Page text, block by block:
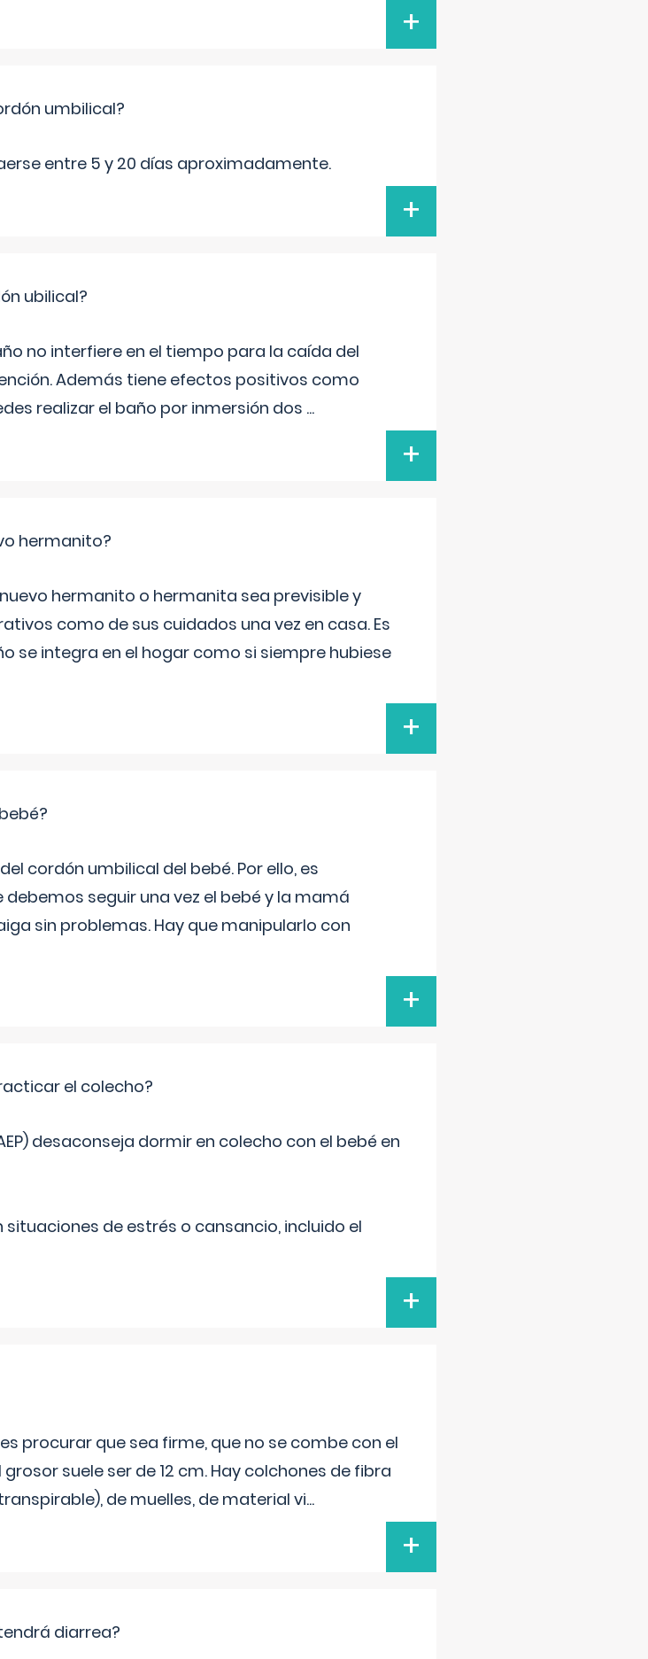
+
umbilical?
entre 5 y 20 días aproximadamente.
+
ubilical?
no interfiere en el tiempo para la caída del
Además tiene efectos positivos como
realizar el baño por inmersión dos ...
+
hermanito?
hermanito o hermanita sea previsible y
como de sus cuidados una vez en casa. Es
se integra en el hogar como si siempre hubiese
+
cordón umbilical del bebé. Por ello, es
seguir una vez el bebé y la mamá
sin problemas. Hay que manipularlo con
+
el colecho?
desaconseja dormir en colecho con el bebé en
de estrés o cansancio, incluido el
+
procurar que sea firme, que no se combe con el
suele ser de 12 cm. Hay colchones de fibra
de muelles, de material vi...
+
diarrea?